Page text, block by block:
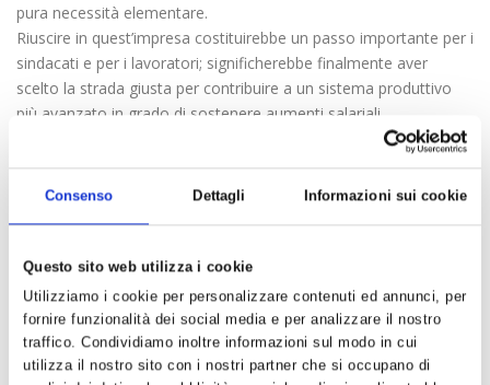
Consenso Dettagli Informazioni sui cookie
Questo sito web utilizza i cookie
Utilizziamo i cookie per personalizzare contenuti ed annunci, per
fornire funzionalità dei social media e per analizzare il nostro
traffico. Condividiamo inoltre informazioni sul modo in cui
utilizza il nostro sito con i nostri partner che si occupano di
pura necessità elementare.
Riuscire in quest’impresa costituirebbe un passo importante per i
sindacati e per i lavoratori; significherebbe finalmente aver
scelto la strada giusta per contribuire a un sistema produttivo
più avanzato in grado di sostenere aumenti salariali.
Così come stanno le cose, oggi, “i soldi non ci sono”. Non ci
sono nelle aziende industriali e commerciali se non in alcune più
produttive dove interviene la contrattazione aziendale, non ci
bilancio.
Se non si cambiano condizioni strutturali di fondo e si continua a
rimanere nella stessa situazione, potremo lamentarci, gridare,
litigare, ma le nostre attese di un cambiamento continueranno
ad essere un puro desiderio.